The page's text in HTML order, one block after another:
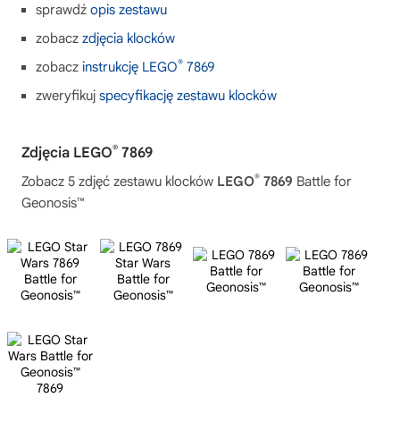
sprawdź opis zestawu
zobacz zdjęcia klocków
zobacz instrukcję LEGO® 7869
zweryfikuj specyfikację zestawu klocków
Zdjęcia LEGO® 7869
Zobacz 5 zdjęć zestawu klocków LEGO® 7869 Battle for
Geonosis™